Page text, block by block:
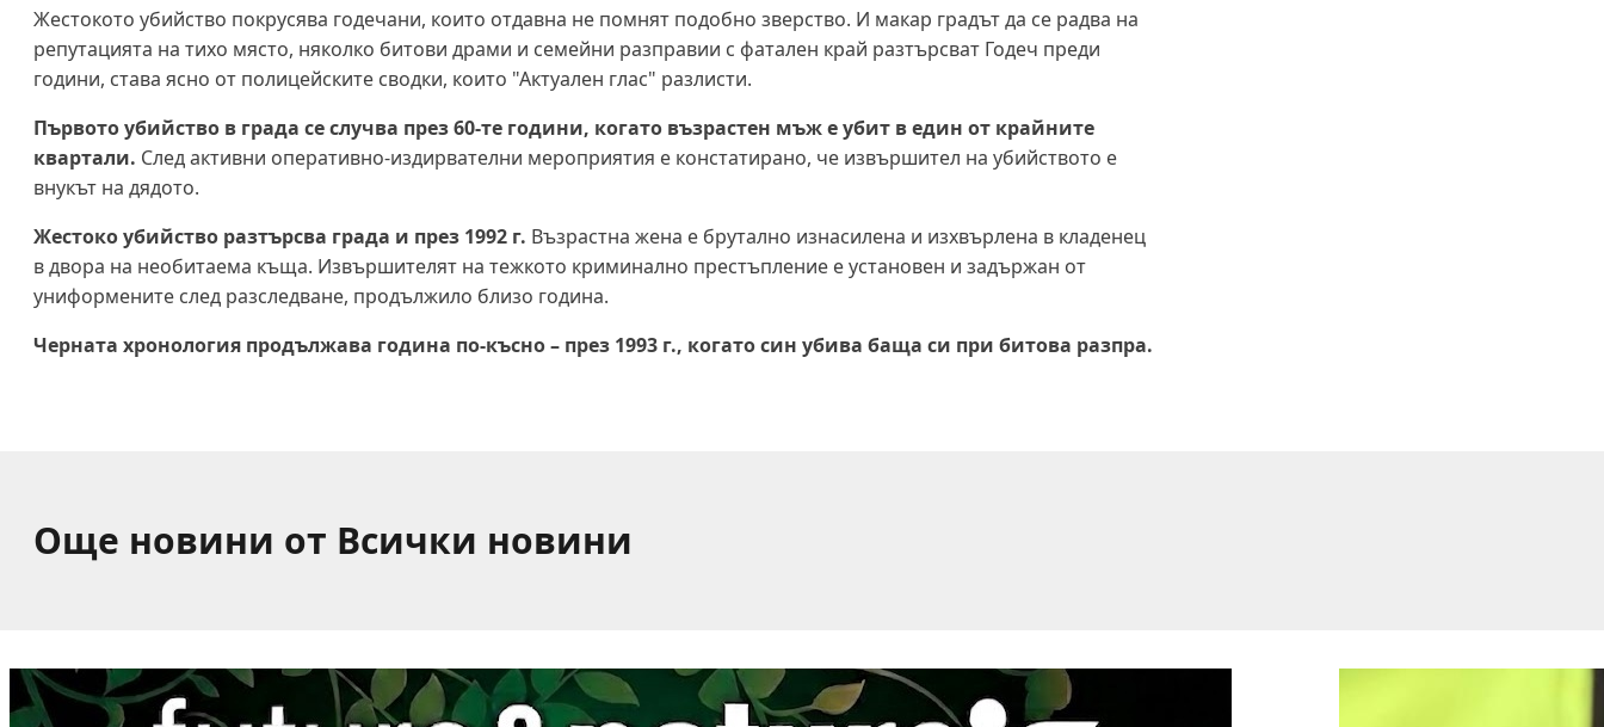
Жестокото убийство покрусява годечани, които отдавна не помнят подобно зверство. И макар градът да се радва на
репутацията на тихо място, няколко битови драми и семейни разправии с фатален край разтърсват Годеч преди
години, става ясно от полицейските сводки, които "Актуален глас" разлисти.
Първото убийство в града се случва през 60-те години, когато възрастен мъж е убит в един от крайните
квартали. След активни оперативно-издирвателни мероприятия е констатирано, че извършител на убийството е
внукът на дядото.
Жестоко убийство разтърсва града и през 1992 г. Възрастна жена е брутално изнасилена и изхвърлена в кладенец
в двора на необитаема къща. Извършителят на тежкото криминално престъпление е установен и задържан от
униформените след разследване, продължило близо година.
Черната хронология продължава година по-късно – през 1993 г., когато син убива баща си при битова разпра.
Още новини от Всички новини